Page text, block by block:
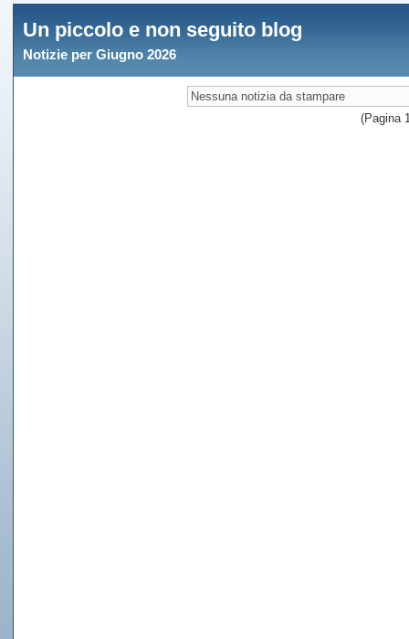
Un piccolo e non seguito blog
Notizie per Giugno 2026
Nessuna notizia da stampare
(Pagina